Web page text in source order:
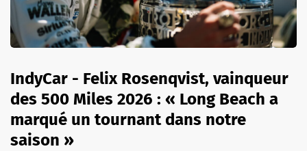
IndyCar - Felix Rosenqvist, vainqueur
des 500 Miles 2026 : « Long Beach a
marqué un tournant dans notre
saison »